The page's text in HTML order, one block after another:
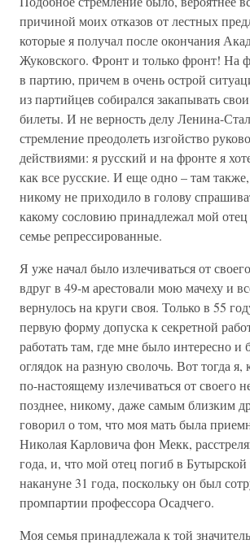
причиной моих отказов от лестных
которые я получал после окончания
Жуковского. Фронт и только фронт! На
в партию, причем в очень острой
из партийцев собирался закапывать
билеты. И не верность делу Ленина-
стремление преодолеть изгойство
действиями: я русский и на фронте я
как все русские. И еще одно – там
никому не приходило в голову
какому сословию принадлежал мой
семье репрессированные.
Я уже начал было излечиваться от
вдруг в 49-м арестовали мою мачеху и
вернулось на круги своя. Только в 55
первую форму допуска к секретной
работать там, где мне было интересно и
оглядок на разную сволочь. Вот тогда я,
по-настоящему излечиваться от своего
позднее, никому, даже самым близким
говорил о том, что моя мать была
Николая Карловича фон Мекк,
года, и, что мой отец погиб в
накануне 31 года, поскольку он был
промпартии профессора Осадчего.
Моя семья принадлежала к той